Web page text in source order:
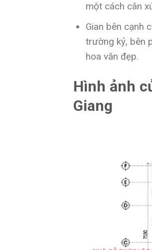
một cách cân
Gian bên cạnh
trường kỷ, bên
hoa văn đẹp.
Hình ảnh
Giang